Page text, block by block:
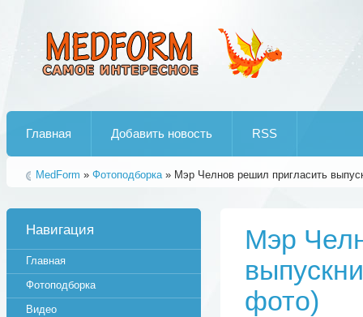
Главная Добавить новость RSS
MedForm » Фотоподборка» Мэр Челнов решил пригласить
Мэр
фото)
Навигация
Главная
Фотоподборка
Видео